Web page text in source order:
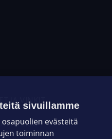
JA VINKIT
sivuillamme
evästeitä
toiminnan